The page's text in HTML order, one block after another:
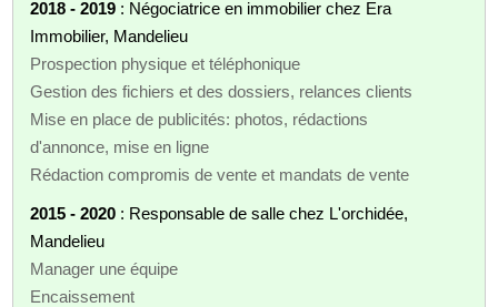
2018 - 2019 : Négociatrice en immobilier chez Era
Immobilier, Mandelieu
Prospection physique et téléphonique
Gestion des fichiers et des dossiers, relances clients
Mise en place de publicités: photos, rédactions
d'annonce, mise en ligne
Rédaction compromis de vente et mandats de vente
2015 - 2020 : Responsable de salle chez L'orchidée,
Mandelieu
Manager une équipe
Encaissement